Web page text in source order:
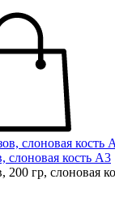
слоновая кость А3
200 гр, слоновая